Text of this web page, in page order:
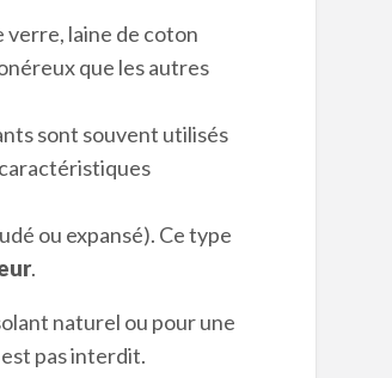
verre, laine de coton
que les autres
sont souvent utilisés
ou expansé). Ce type
.
naturel ou pour une
pas interdit.